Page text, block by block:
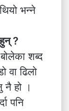
भन्ने
?
शब्द
वा ढिलो
नै हो ।
पनि